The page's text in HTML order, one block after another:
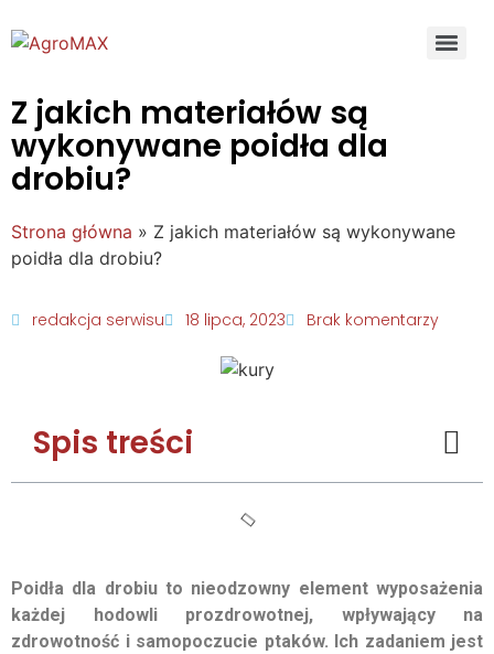
Z jakich materiałów są
wykonywane poidła dla
drobiu?
Strona główna » Z jakich materiałów są wykonywane
poidła dla drobiu?
redakcja serwisu 18 lipca, 2023 Brak komentarzy
Spis treści
Poidła dla drobiu to nieodzowny element wyposażenia
każdej hodowli prozdrowotnej, wpływający na
zdrowotność i samopoczucie ptaków. Ich zadaniem jest